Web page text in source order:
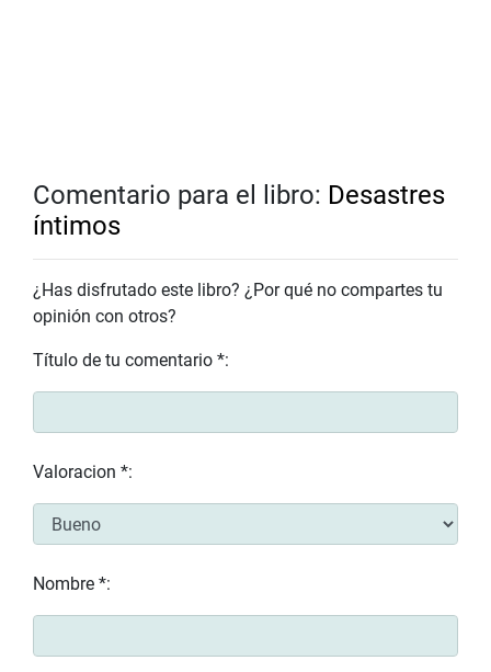
Comentario para el libro: Desastres
íntimos
¿Has disfrutado este libro? ¿Por qué no compartes tu
opinión con otros?
Título de tu comentario *:
Valoracion *:
Nombre *: